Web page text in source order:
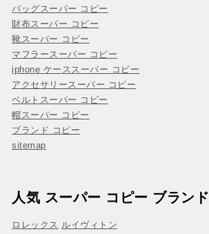
バッグスーパー コピー
財布スーパー コピー
靴スーパー コピー
マフラースーパー コピー
iphone ケーススーパー コピー
アクセサリースーパー コピー
ベルトスーパー コピー
帽スーパー コピー
ブランド コピー
sitemap
人気 スーパー コピー ブランド
ロレックス ルイヴィトン